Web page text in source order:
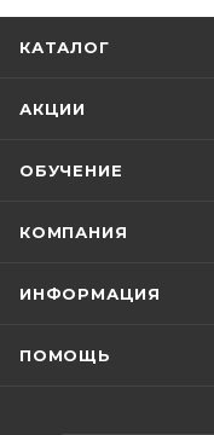
КАТАЛОГ
АКЦИИ
ОБУЧЕНИЕ
КОМПАНИЯ
ИНФОРМАЦИЯ
ПОМОЩЬ